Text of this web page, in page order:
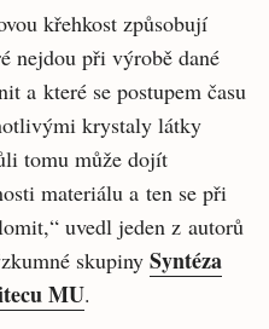
křehkost způsobují
nejdou při výrobě dané
a které se postupem času
krystaly látky
tomu může dojít
materiálu a ten se při
uvedl jeden z autorů
skupiny Syntéza
MU.